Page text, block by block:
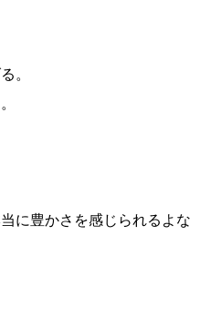
。
に豊かさを感じられるよな